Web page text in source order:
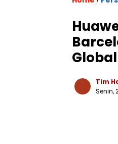
Global
Tim
Senin,